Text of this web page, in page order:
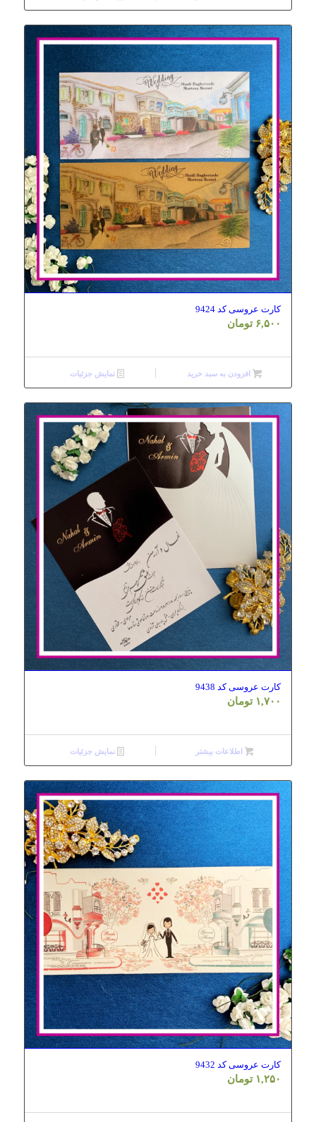
کارت عروسی کد 9424
۶,۵۰۰ تومان
افزودن به سبد خرید نمایش جزئیات
کارت عروسی کد 9438
۱,۷۰۰ تومان
اطلاعات بیشتر نمایش جزئیات
کارت عروسی کد 9432
۱,۲۵۰ تومان